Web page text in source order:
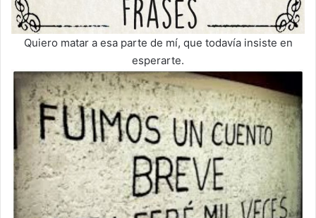
Quiero matar a esa parte de mí, que todavía insiste en
esperarte.